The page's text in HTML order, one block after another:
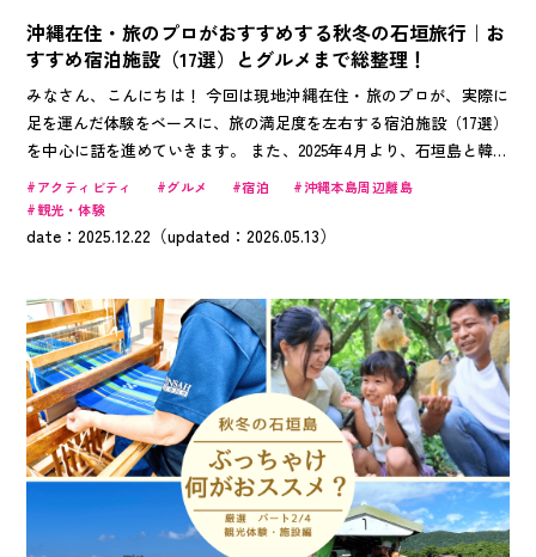
沖縄在住・旅のプロがおすすめする秋冬の石垣旅行｜お
すすめ宿泊施設（17選）とグルメまで総整理！
みなさん、こんにちは！ 今回は現地沖縄在住・旅のプロが、実際に
足を運んだ体験をベースに、旅の満足度を左右する宿泊施設（17選）
を中心に話を進めていきます。 また、2025年4月より、石垣島と韓国
（ソウル・仁川空港）が週5便で就航したので、韓国の皆さんにも読
みやすい様に、一部韓国語で記載していますよ！
アクティビティ グルメ 宿泊
沖縄本島周辺離島
観光・体験
date：2025.12.22（updated：2026.05.13）